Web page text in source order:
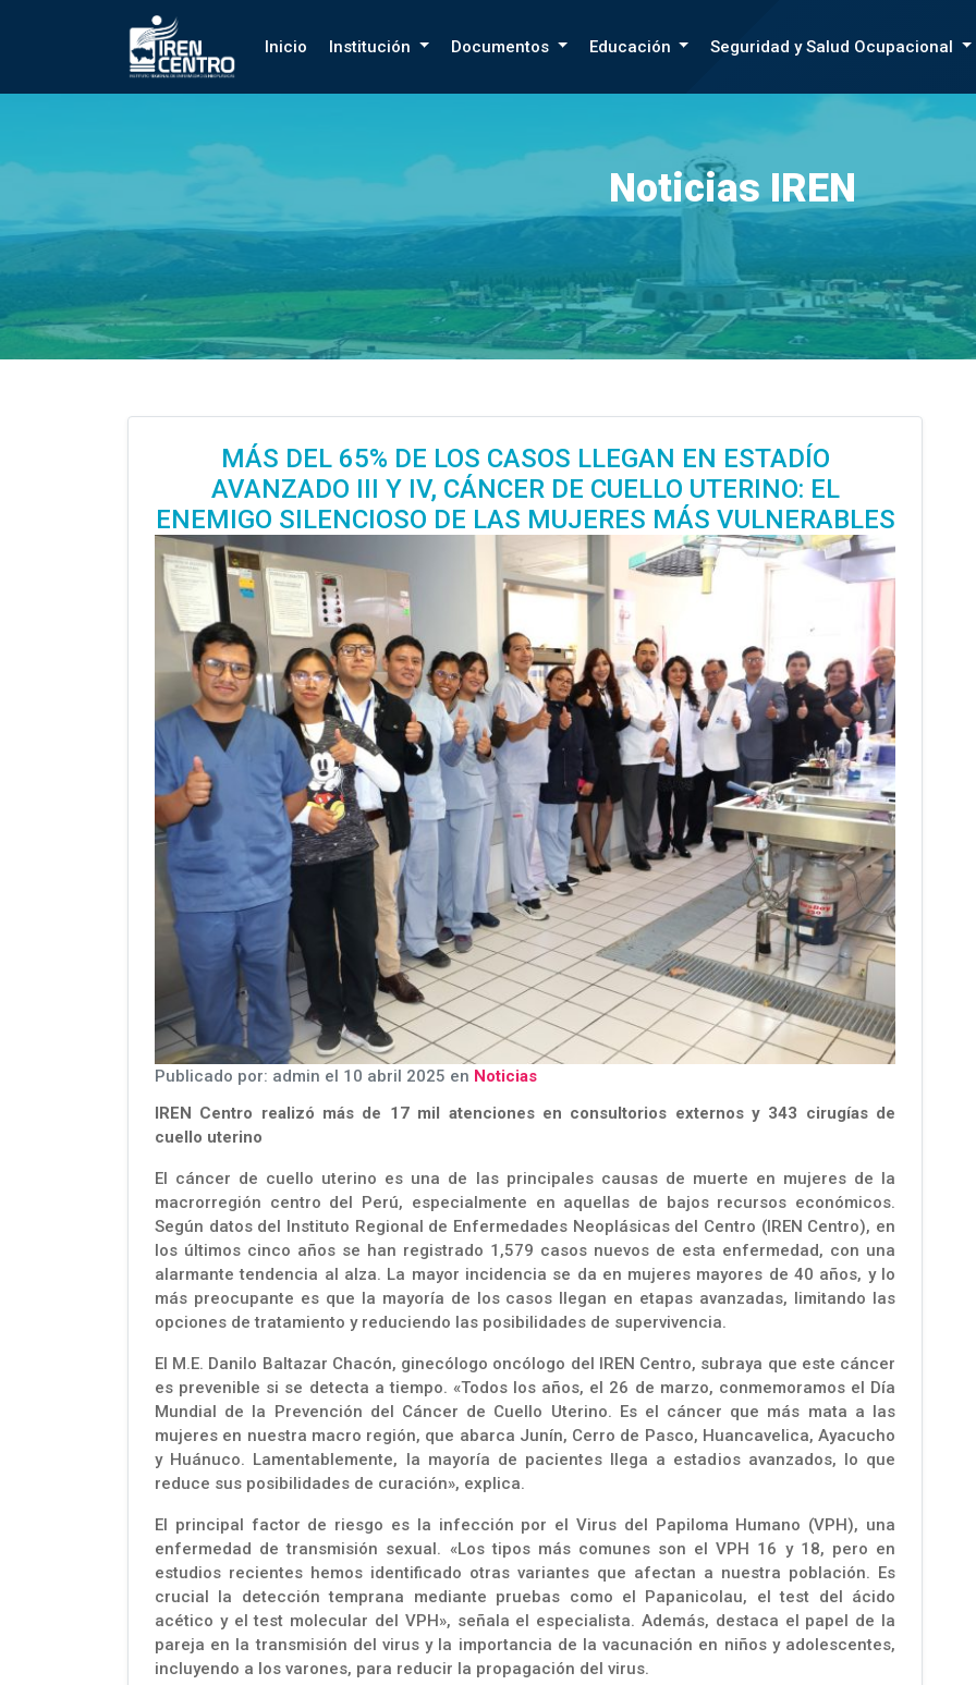
Inicio Institución Documentos Educación Seguridad y Salud Ocupacional
Noticias IREN
MÁS DEL 65% DE LOS CASOS LLEGAN EN ESTADÍO
AVANZADO III Y IV, CÁNCER DE CUELLO UTERINO: EL
ENEMIGO SILENCIOSO DE LAS MUJERES MÁS VULNERABLES
Publicado por: admin el 10 abril 2025 en Noticias
IREN Centro realizó más de 17 mil atenciones en consultorios externos y 343 cirugías de
cuello uterino
El cáncer de cuello uterino es una de las principales causas de muerte en mujeres de la
macrorregión centro del Perú, especialmente en aquellas de bajos recursos económicos.
Según datos del Instituto Regional de Enfermedades Neoplásicas del Centro (IREN Centro), en
los últimos cinco años se han registrado 1,579 casos nuevos de esta enfermedad, con una
alarmante tendencia al alza. La mayor incidencia se da en mujeres mayores de 40 años, y lo
más preocupante es que la mayoría de los casos llegan en etapas avanzadas, limitando las
opciones de tratamiento y reduciendo las posibilidades de supervivencia.
El M.E. Danilo Baltazar Chacón, ginecólogo oncólogo del IREN Centro, subraya que este cáncer
es prevenible si se detecta a tiempo. «Todos los años, el 26 de marzo, conmemoramos el Día
Mundial de la Prevención del Cáncer de Cuello Uterino. Es el cáncer que más mata a las
mujeres en nuestra macro región, que abarca Junín, Cerro de Pasco, Huancavelica, Ayacucho
y Huánuco. Lamentablemente, la mayoría de pacientes llega a estadios avanzados, lo que
reduce sus posibilidades de curación», explica.
El principal factor de riesgo es la infección por el Virus del Papiloma Humano (VPH), una
enfermedad de transmisión sexual. «Los tipos más comunes son el VPH 16 y 18, pero en
estudios recientes hemos identificado otras variantes que afectan a nuestra población. Es
crucial la detección temprana mediante pruebas como el Papanicolau, el test del ácido
acético y el test molecular del VPH», señala el especialista. Además, destaca el papel de la
pareja en la transmisión del virus y la importancia de la vacunación en niños y adolescentes,
incluyendo a los varones, para reducir la propagación del virus.